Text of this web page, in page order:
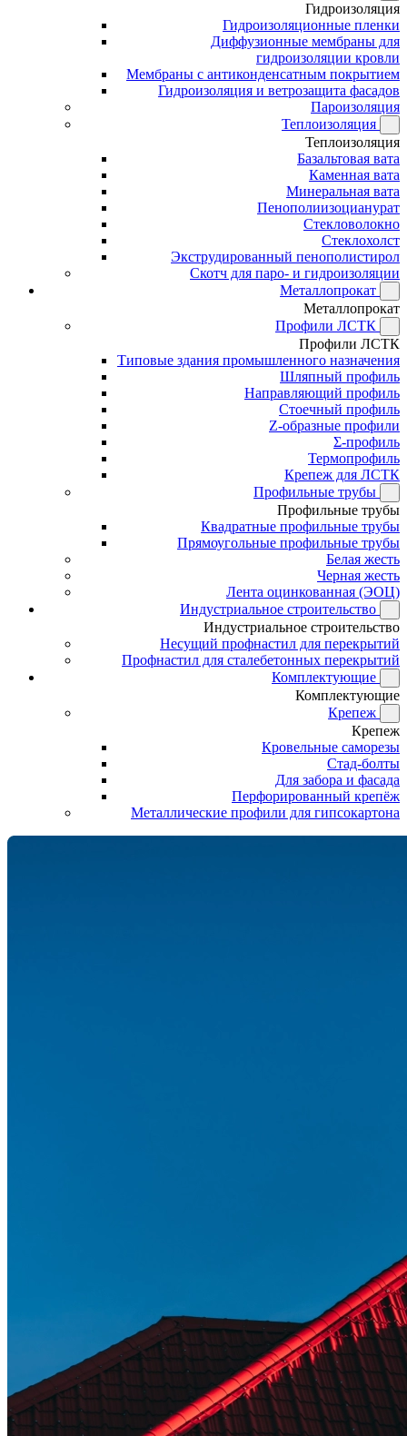
Гидроизоляция
Гидроизоляционные пленки
Диффузионные мембраны для
гидроизоляции кровли
Мембраны с антиконденсатным покрытием
Гидроизоляция и ветрозащита фасадов
Пароизоляция
Теплоизоляция
Теплоизоляция
Базальтовая вата
Каменная вата
Минеральная вата
Пенополиизоцианурат
Стекловолокно
Стеклохолст
Экструдированный пенополистирол
Скотч для паро- и гидроизоляции
Металлопрокат
Металлопрокат
Профили ЛСТК
Профили ЛСТК
Типовые здания промышленного назначения
Шляпный профиль
Направляющий профиль
Стоечный профиль
Z-образные профили
Σ-профиль
Термопрофиль
Крепеж для ЛСТК
Профильные трубы
Профильные трубы
Квадратные профильные трубы
Прямоугольные профильные трубы
Белая жесть
Черная жесть
Лента оцинкованная (ЭОЦ)
Индустриальное строительство
Индустриальное строительство
Несущий профнастил для перекрытий
Профнастил для сталебетонных перекрытий
Комплектующие
Комплектующие
Крепеж
Крепеж
Кровельные саморезы
Стад-болты
Для забора и фасада
Перфорированный крепёж
Металлические профили для гипсокартона